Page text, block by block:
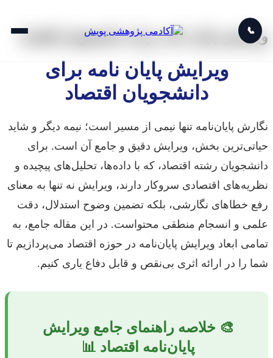
📞
ویرایش پایان نامه برای دانشجویان اقتصاد
ویرایش پایان نامه برای
دانشجویان اقتصاد
نگارش پایان‌نامه تنها نیمی از مسیر است؛ نیمه دیگر و شاید
حیاتی‌ترین بخش، ویرایش دقیق و جامع آن است. برای
دانشجویان رشته اقتصاد، که با داده‌ها، تحلیل‌های پیچیده و
نظریه‌های اقتصادی سروکار دارند، ویرایش نه تنها به معنای
رفع خطاهای نگارشی، بلکه تضمین وضوح استدلال، دقت
علمی و انسجام منطقی محتواست. در این مقاله جامع، به
تمامی ابعاد ویرایش پایان‌نامه در حوزه اقتصاد می‌پردازیم تا
شما را در ارائه اثری بی‌نقص و قابل دفاع یاری کنیم.
🎨 خلاصه راهنمای جامع ویرایش
پایان‌نامه اقتصاد 📊